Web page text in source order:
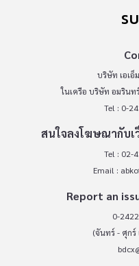
บริษัท เอเอ็
ในเครือ บริษัท อมรินท
Tel : 0-
สนใจลงโฆษณากับเ
Tel : 02-
Email :
Report an
0-
(จันทร์ - ศุกร์